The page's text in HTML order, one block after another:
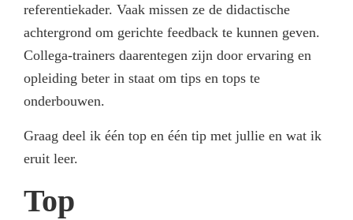
referentiekader. Vaak missen ze de didactische
achtergrond om gerichte feedback te kunnen geven.
Collega-trainers daarentegen zijn door ervaring en
opleiding beter in staat om tips en tops te
onderbouwen.
Graag deel ik één top en één tip met jullie en wat ik
eruit leer.
Top